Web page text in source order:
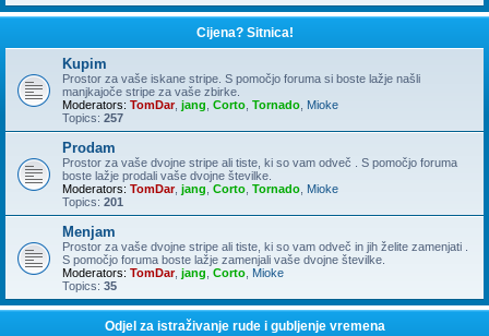
Cijena? Sitnica!
Kupim
Prostor za vaše iskane stripe. S pomočjo foruma si boste lažje našli
manjkajoče stripe za vaše zbirke.
Moderators: TomDar, jang Corto Tornado Mioke
Topics: 257
Prodam
Prostor za vaše dvojne stripe ali tiste, ki so vam odveč . S pomočjo foruma
boste lažje prodali vaše dvojne številke.
Moderators: TomDar, jang Corto Tornado Mioke
Topics: 201
Menjam
Prostor za vaše dvojne stripe ali tiste, ki so vam odveč in jih želite zamenjati .
S pomočjo foruma boste lažje zamenjali vaše dvojne številke.
Moderators: TomDar, jang Corto Mioke
Topics: 35
Odjel za istraživanje rude i gubljenje vremena